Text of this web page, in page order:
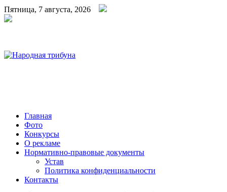
Пятница, 7 августа, 2026
Главная
Фото
Конкурсы
О рекламе
Нормативно-правовые документы
Устав
Политика конфиденциальности
Контакты